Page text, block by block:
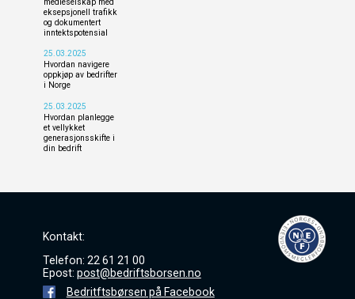
eksepsjonell trafikk
og dokumentert
inntektspotensial
25.03.2025
Hvordan navigere
oppkjøp av bedrifter
i Norge
25.03.2025
Hvordan planlegge
et vellykket
generasjonsskifte i
din bedrift
Kontakt:
Telefon: 22 61 21 00
Epost: post@bedriftsborsen.no
Bedritftsbørsen på Facebook